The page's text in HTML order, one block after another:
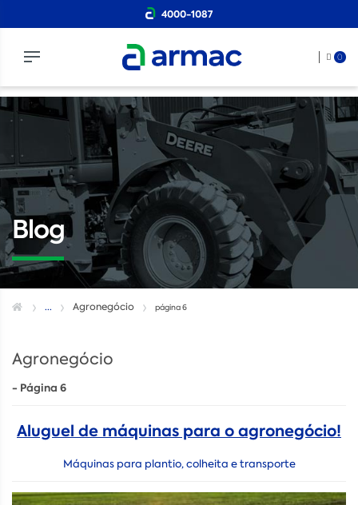
4000-1087
0
Blog
... Agronegócio página 6
Agronegócio
- Página 6
Aluguel de máquinas para o agronegócio!
Máquinas para plantio, colheita e transporte